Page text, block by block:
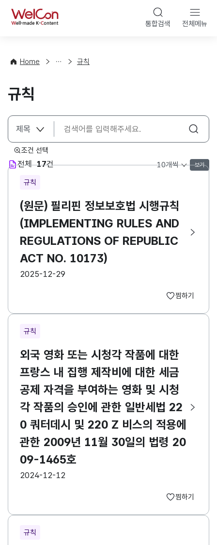
WelCon 통합검색 전체메뉴
Home
률
책
츠
규칙
규칙
조건 선택
전체 17건
목록 표시 개수 선택
보기
규칙
(원문) 필리핀 정보보호법 시행규칙
(IMPLEMENTING RULES AND
REGULATIONS OF REPUBLIC
ACT NO. 10173)
등록일
2025-12-29
찜하기
규칙
외국 영화 또는 시청각 작품에 대한
프랑스 내 집행 제작비에 대한 세금
공제 자격을 부여하는 영화 및 시청
각 작품의 승인에 관한 일반세법 22
0 쿼터데시 및 220 Z 비스의 적용에
관한 2009년 11월 30일의 법령 20
09-1465호
등록일
2024-12-12
찜하기
규칙